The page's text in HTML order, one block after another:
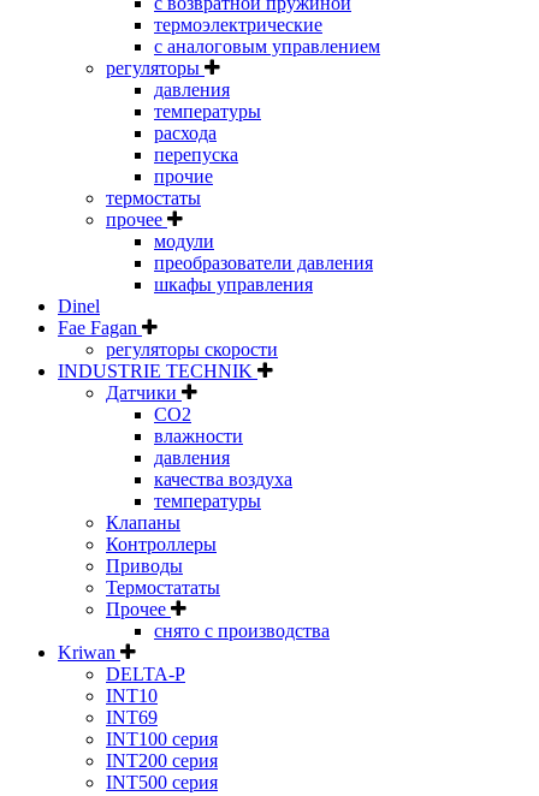
термоэлектрические
с аналоговым управлением
регуляторы
давления
температуры
расхода
перепуска
прочие
термостаты
прочее
модули
преобразователи давления
шкафы управления
Dinel
Fae Fagan
регуляторы скорости
INDUSTRIE TECHNIK
Датчики
CO2
влажности
давления
качества воздуха
температуры
Клапаны
Контроллеры
Приводы
Термостататы
Прочее
снято с производства
Kriwan
DELTA-P
INT10
INT69
INT100 серия
INT200 серия
INT500 серия